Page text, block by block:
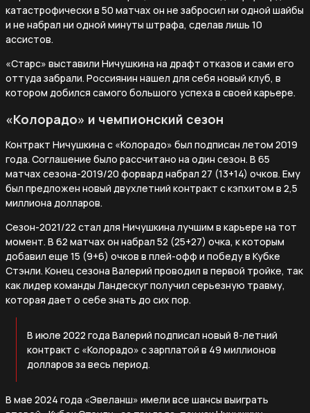
катастрофически в 50 матчах он не забросил ни одной шайбы
и не набрал ни одной минуты штрафа, сделав лишь 10
ассистов.
«Старс» выставили Ничушкина на драфт отказов и сами его
оттуда забрали. Россиянин нашел для себя новый клуб, в
котором добился самого большого успеха в своей карьере.
«Колорадо» и чемпионский сезон
Контракт Ничушкина с «Колорадо» был подписан летом 2019
года. Соглашение было рассчитано на один сезон. В 65
матчах сезона-2019/20 форвард набрал 27 (13+14) очков. Ему
был предложен новый двухлетний контракт с кэпхитом в 2,5
миллиона долларов.
Сезон-2021/22 стал для Ничушкина лучшим в карьере на тот
момент. В 62 матчах он набрал 52 (25+27) очка, к которым
добавил еще 15 (9+6) очков в плей-офф и победу в Кубке
Стэнли. Конец сезона Валерий проводил в первой тройке, так
как лидер команды Ландескуг получил серьезную травму,
которая дает о себе знать до сих пор.
В июле 2022 года Валерий подписал новый 8-летний
контракт с «Колорадо» с зарплатой в 49 миллионов
долларов за весь период.
В мае 2024 года «Эвеланш» имели все шансы выиграть